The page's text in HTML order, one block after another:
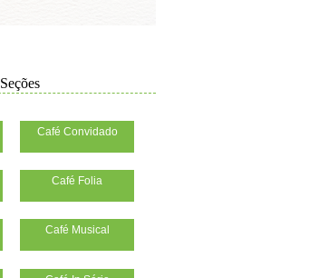
Seções
Café Convidado
Café Folia
Café Musical